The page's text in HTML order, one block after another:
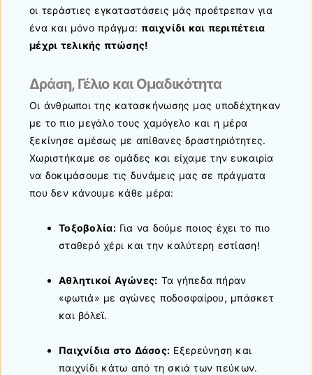
οι τεράστιες εγκαταστάσεις μάς προέτρεπαν για
ένα και μόνο πράγμα:παιχνίδι και περιπέτεια
μέχρι τελικής πτώσης!
Δράση, Γέλιο και Ομαδικότητα
Οι άνθρωποι της κατασκήνωσης μας υποδέχτηκαν
με το πιο μεγάλο τους χαμόγελο και η μέρα
ξεκίνησε αμέσως με απίθανες δραστηριότητες.
Χωριστήκαμε σε ομάδες και είχαμε την ευκαιρία
να δοκιμάσουμε τις δυνάμεις μας σε πράγματα
που δεν κάνουμε κάθε μέρα:
Τοξοβολία:Για να δούμε ποιος έχει το πιο
σταθερό χέρι και την καλύτερη εστίαση!
Αθλητικοί Αγώνες: Τα γήπεδα πήραν
«φωτιά» με αγώνες ποδοσφαίρου, μπάσκετ
και βόλεϊ.
Παιχνίδια στο Δάσος: Εξερεύνηση και
παιχνίδι κάτω από τη σκιά των πεύκων.